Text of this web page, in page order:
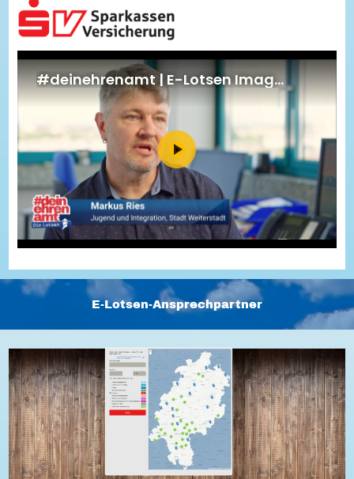
Mach dich schlau
GEMA-Pakt
Di@-Lotsen in Hessen
Energiepreiskrise und Ehrenamt
Flüchtlingshilfe + Integration
Generationsübergreifend aktiv
Patenschaftsprojekte
Qualifizierung & Fortbildung
Stiftungen
Vereine, Spenden, Steuern - Gut zu Wissen
Versicherungsschutz
Wissenswertes rund um dein Ehrenamt
Zahlen, Daten, Fakten aus Hessen
Service
Suche
Downloads
Kontakt
Impressum
Barriere melden
E-Lotsen-Ansprechpartner